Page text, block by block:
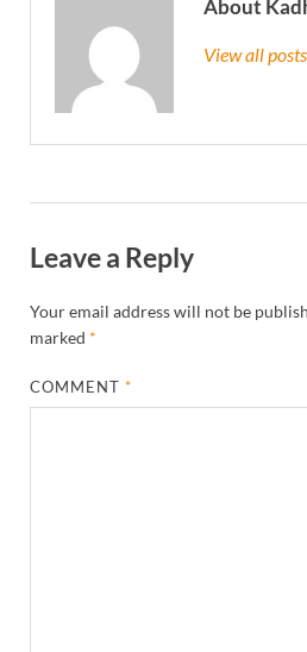
About
View all
Leave a Reply
Your email address will not be
marked *
COMMENT*